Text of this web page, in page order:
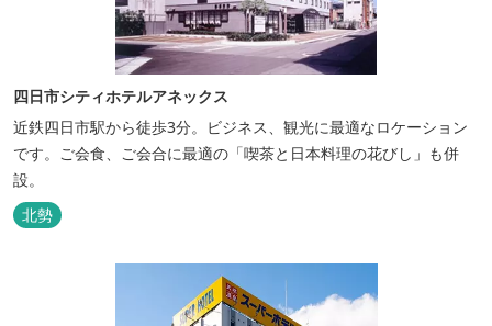
四日市シティホテルアネックス
近鉄四日市駅から徒歩3分。ビジネス、観光に最適なロケーション
です。ご会食、ご会合に最適の「喫茶と日本料理の花びし」も併
設。
北勢